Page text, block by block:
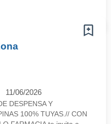
11/06/2026
DESPENSA Y
100% TUYAS.// CON